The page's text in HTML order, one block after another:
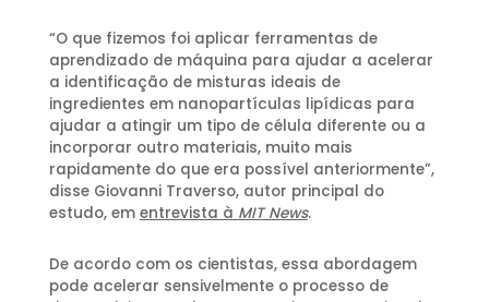
“O que fizemos foi aplicar ferramentas de
aprendizado de máquina para ajudar a acelerar
a identificação de misturas ideais de
ingredientes em nanopartículas lipídicas para
ajudar a atingir um tipo de célula diferente ou a
incorporar outro materiais, muito mais
rapidamente do que era possível anteriormente”,
disse Giovanni Traverso, autor principal do
estudo, em entrevista à MIT News.
De acordo com os cientistas, essa abordagem
pode acelerar sensivelmente o processo de